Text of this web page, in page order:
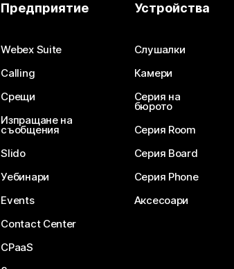
Предприятие
Webex Suite
Calling
Срещи
Изпращане на
съобщения
Slido
Уебинари
Events
Contact Center
CPaaS
Устройства
Слушалки
Камери
Серия на
бюрото
Серия Room
Серия Board
Серия Phone
Аксесоари